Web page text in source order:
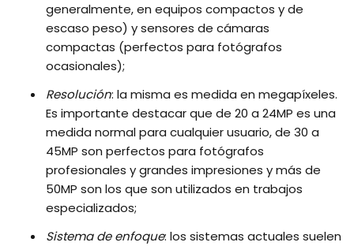
generalmente, en equipos compactos y de
escaso peso) y sensores de cámaras
compactas (perfectos para fotógrafos
ocasionales);
Resolución: la misma es medida en megapíxeles.
Es importante destacar que de 20 a 24MP es una
medida normal para cualquier usuario, de 30 a
45MP son perfectos para fotógrafos
profesionales y grandes impresiones y más de
50MP son los que son utilizados en trabajos
especializados;
Sistema de enfoque: los sistemas actuales suelen